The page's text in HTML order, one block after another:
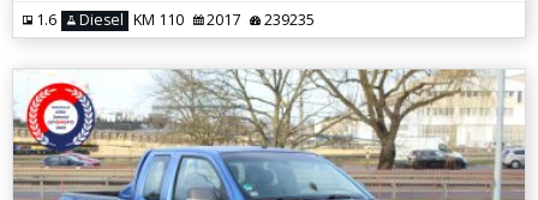
1.6 Diesel KM 110 2017 239235